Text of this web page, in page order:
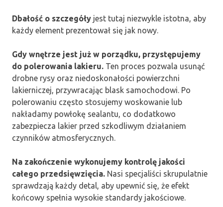
Dbałość o szczegóły jest tutaj niezwykle istotna, aby
każdy element prezentował się jak nowy.
Gdy wnętrze jest już w porządku, przystępujemy
do polerowania lakieru. Ten proces pozwala usunąć
drobne rysy oraz niedoskonałości powierzchni
lakierniczej, przywracając blask samochodowi. Po
polerowaniu często stosujemy woskowanie lub
nakładamy powłokę sealantu, co dodatkowo
zabezpiecza lakier przed szkodliwym działaniem
czynników atmosferycznych.
Na zakończenie wykonujemy kontrolę jakości
całego przedsięwzięcia. Nasi specjaliści skrupulatnie
sprawdzają każdy detal, aby upewnić się, że efekt
końcowy spełnia wysokie standardy jakościowe.